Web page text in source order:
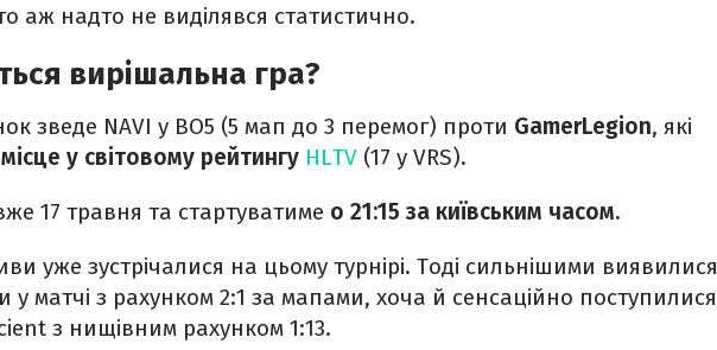
аж надто не виділявся статистично.
вирішальна гра?
зведе NAVI у BO5 (5 мап до 3 перемог) проти GamerLegion, які
у світовому рейтингу HLTV (17 у VRS).
17 травня та стартуватиме о 21:15 за київським часом.
уже зустрічалися на цьому турнірі. Тоді сильнішими виявилися
у матчі з рахунком 2:1 за мапами, хоча й сенсаційно поступилися
з нищівним рахунком 1:13.